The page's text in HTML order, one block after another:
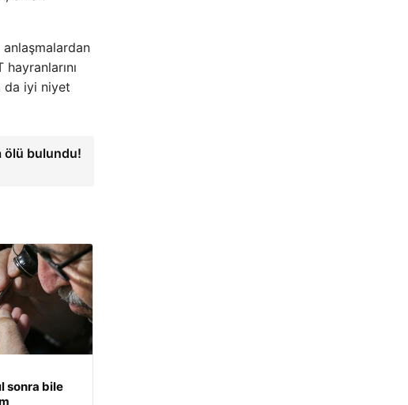
anlaşmalardan
da iyi niyet
ölü bulundu!
sonra bile